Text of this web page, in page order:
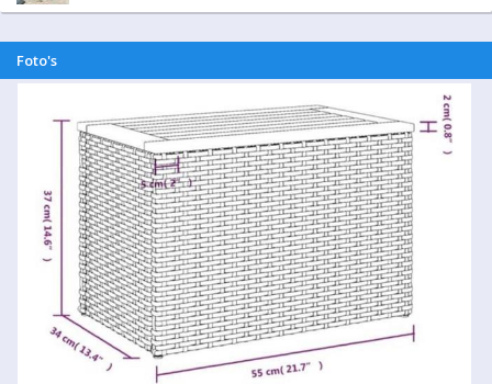
Foto's